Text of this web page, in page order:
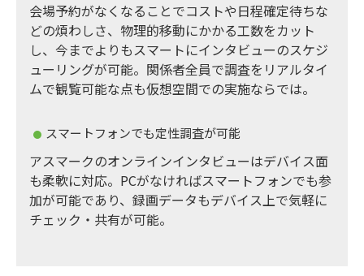
会場予約がなくなることでコストや日程確定待ちな
どの煩わしさ、物理的移動にかかる工数をカット
し、今までよりもスマートにインタビューのスケジ
ューリングが可能。関係者全員で調査をリアルタイ
ムで観覧可能な点も仮想空間での実施ならでは。
スマートフォンでも定性調査が可能
アスマークのオンラインインタビューはデバイス面
も柔軟に対応。PCがなければスマートフォンでも参
加が可能であり、録画データもデバイス上で気軽に
チェック・共有が可能。